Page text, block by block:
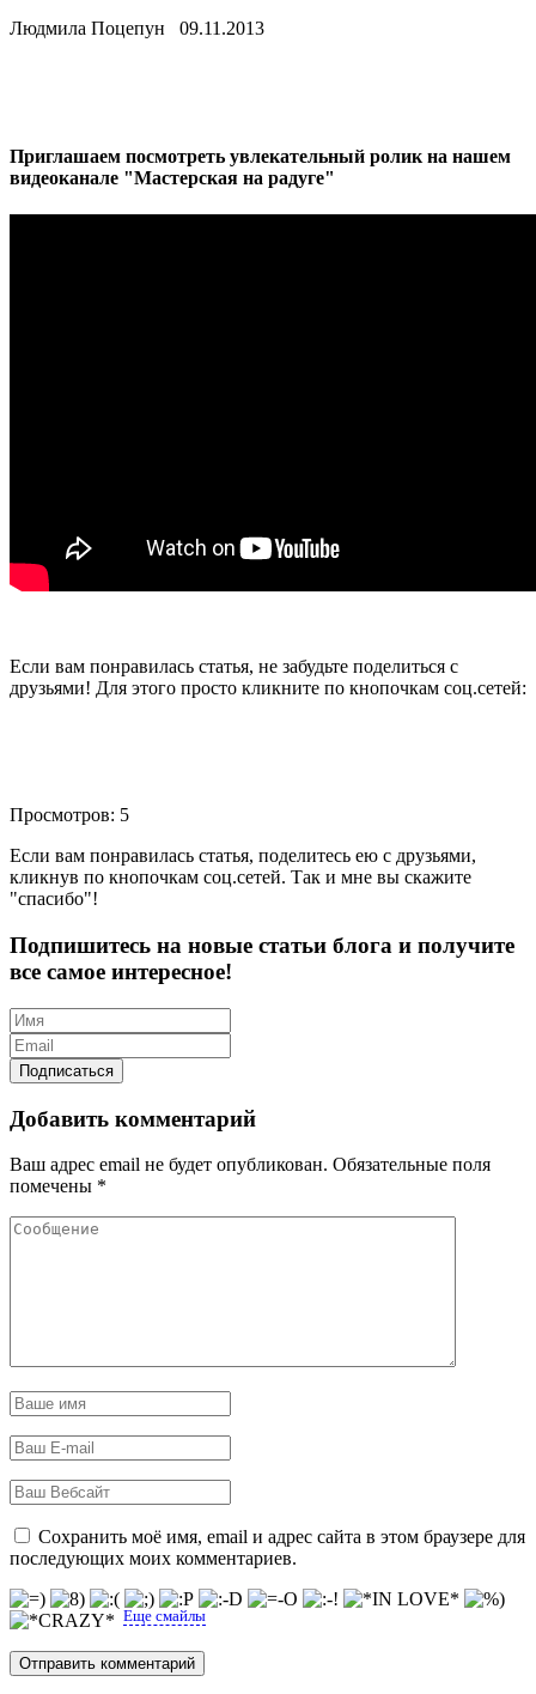
Людмила Поцепун 09.11.2013
Приглашаем посмотреть увлекательный ролик на нашем
видеоканале "Мастерская на радуге"
Если вам понравилась статья, не забудьте поделиться с
друзьями! Для этого просто кликните по кнопочкам соц.сетей:
Просмотров: 5
Если вам понравилась статья, поделитесь ею с друзьями,
кликнув по кнопочкам соц.сетей. Так и мне вы скажите
"спасибо"!
Подпишитесь на новые статьи блога и получите
все самое интересное!
Добавить комментарий
Ваш адрес email не будет опубликован. Обязательные поля
помечены *
Сохранить моё имя, email и адрес сайта в этом браузере для
последующих моих комментариев.
Еще смайлы